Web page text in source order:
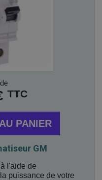
TTC
PANIER
GM
l'aide de
puissance de votre